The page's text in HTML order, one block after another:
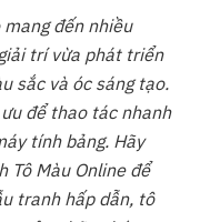
đến nhiều
trí vừa phát triển
sắc và óc sáng tạo.
để thao tác nhanh
tính bảng. Hãy
Tô Màu Online để
tranh hấp dẫn, tô